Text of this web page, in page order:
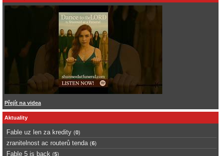
Přejít na videa
Aktuality
Fable uz len za kredity (0)
zranitelnost ac routerů tenda (6)
Fable 5 is back (5)